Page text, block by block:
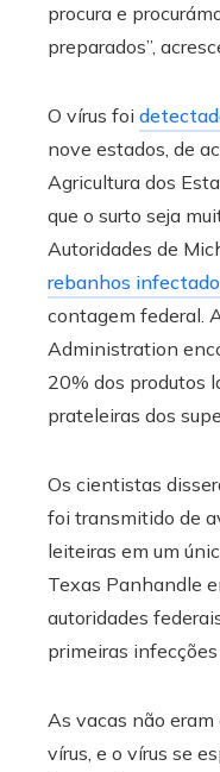
procura e
preparados”,
O vírus foi
nove estados, de
Agricultura dos
que o surto seja
Autoridades de
rebanhos
contagem federal.
Administration
20% dos produtos
prateleiras dos
Os cientistas
foi transmitido de
leiteiras em um
Texas Panhandle
autoridades
primeiras
As vacas não
vírus, e o vírus se